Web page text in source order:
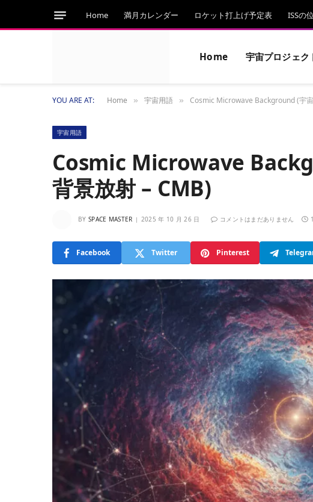
Home 満月カレンダー ロケット打上げ予定表 ISSの
Home 宇宙プロジェク
YOU ARE AT: Home » 宇宙用語 » Cosmic Microwave Background (宇
宇宙用語
Cosmic Microwave
背景放射 – CMB)
BY SPACE MASTER 2025 年 10 月 26 日 コメントはまだありません
Facebook Twitter Pinterest